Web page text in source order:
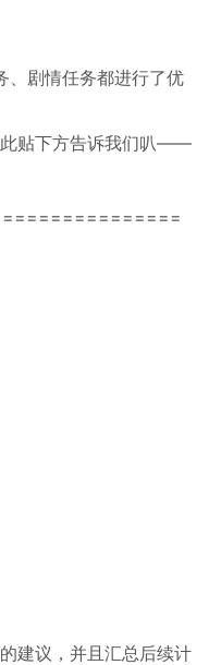
、剧情任务都进行了优
此贴下方告诉我们叭——
建议，并且汇总后续计